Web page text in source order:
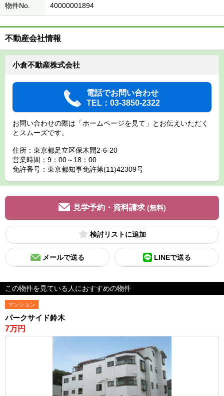
物件No. 40000001894
不動産会社情報
小倉不動産株式会社
電話でお問い合わせ
TEL：03-3850-2322
お問い合わせの際は「ホームページを見て」とお伝えいただく
とスムーズです。
住所：東京都足立区保木間2-6-20
営業時間：9：00～18：00
免許番号：東京都知事免許第(11)42309号
見学予約・資料請求 (無料)
検討リスト
メールで送る LINEで送る
この物件を見ている人におすすめの物件
マンション
パークサイド鈴木
7万円